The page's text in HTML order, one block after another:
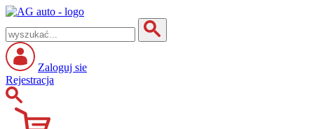
Zaloguj sie
Rejestracja